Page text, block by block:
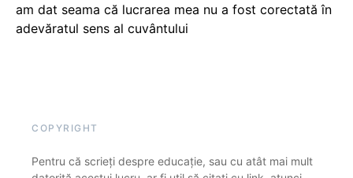
am dat seama că lucrarea mea nu a fost corectată în
adevăratul sens al cuvântului
COPYRIGHT
Pentru că scrieți despre educație, sau cu atât mai mult